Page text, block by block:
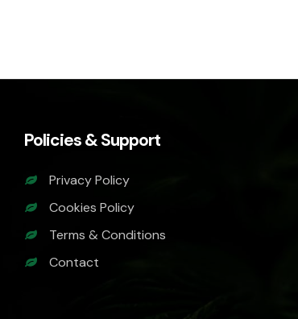
Policies & Support
Privacy Policy
Cookies Policy
Terms & Conditions
Contact